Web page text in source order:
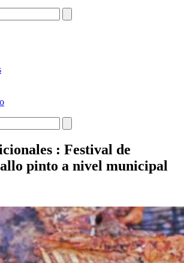
: Festival de
pinto a nivel municipal